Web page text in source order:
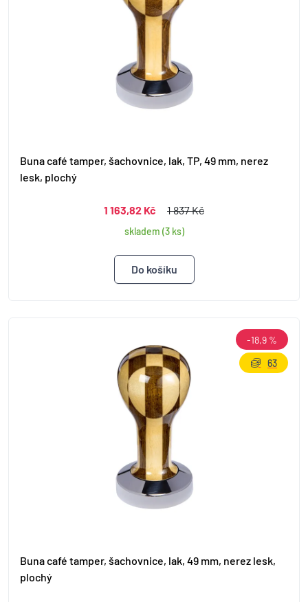
Buna café tamper, šachovnice, lak, TP, 49 mm, nerez
lesk, plochý
1 163,82 Kč 1 837 Kč
skladem (3 ks)
Buna café tamper, šachovnice, lak, 49 mm, nerez lesk,
plochý
-18,9 %
63